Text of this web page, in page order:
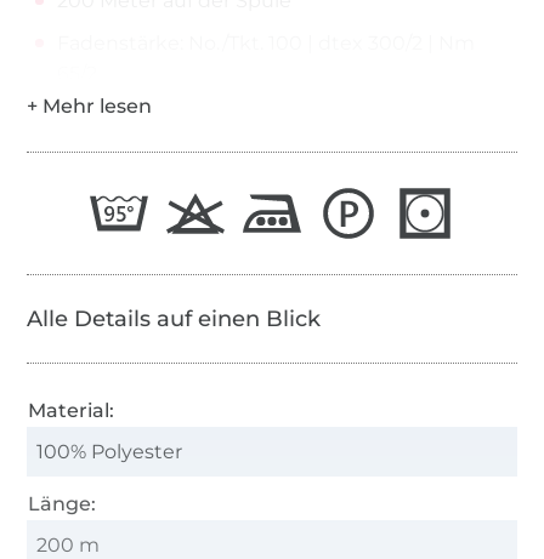
Alle Details auf einen Blick
Material:
100% Polyester
Länge:
200 m